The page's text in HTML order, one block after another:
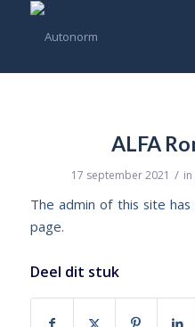
ALFA
17 september 2021 / in
The admin of this site
page.
Deel dit stuk